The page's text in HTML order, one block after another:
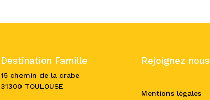
Destination Famille
15 chemin de la crabe
31300 TOULOUSE
Rejoignez nous
Mentions légales